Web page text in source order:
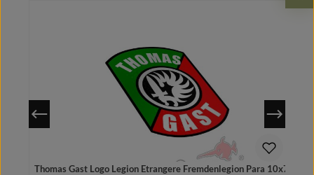
Thomas Gast Logo Legion Etrangere Fremdenlegion Para 10x7cm